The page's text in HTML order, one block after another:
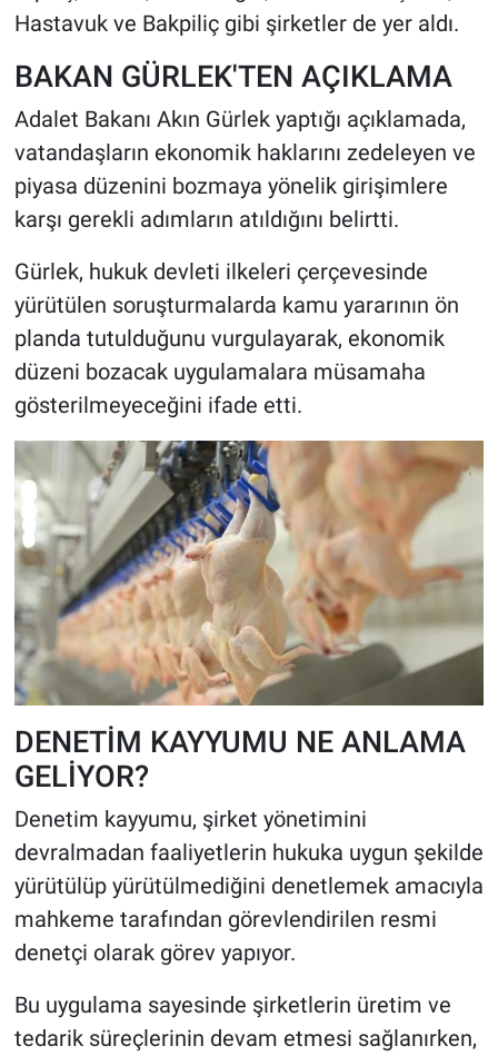
Hastavuk ve Bakpiliç gibi şirketler de yer aldı.
BAKAN GÜRLEK'TEN AÇIKLAMA
Adalet Bakanı Akın Gürlek yaptığı açıklamada,
vatandaşların ekonomik haklarını zedeleyen ve
piyasa düzenini bozmaya yönelik girişimlere
karşı gerekli adımların atıldığını belirtti.
Gürlek, hukuk devleti ilkeleri çerçevesinde
yürütülen soruşturmalarda kamu yararının ön
planda tutulduğunu vurgulayarak, ekonomik
düzeni bozacak uygulamalara müsamaha
gösterilmeyeceğini ifade etti.
DENETİM KAYYUMU NE ANLAMA
GELİYOR?
Denetim kayyumu, şirket yönetimini
devralmadan faaliyetlerin hukuka uygun şekilde
yürütülüp yürütülmediğini denetlemek amacıyla
mahkeme tarafından görevlendirilen resmi
denetçi olarak görev yapıyor.
Bu uygulama sayesinde şirketlerin üretim ve
tedarik süreçlerinin devam etmesi sağlanırken,